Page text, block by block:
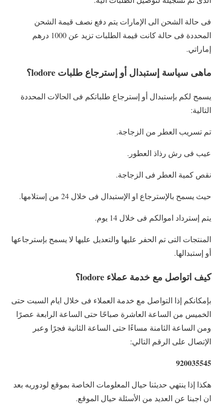
فى حالة الشحن الى الإمارات يتم دفع نصف قيمة الشحن
المحددة فى حالة كانت قيمة الطلبات تزيد عن 1000 درهم
إماراتي.
ماهى سياسة إستبدال أو إسترجاع طلبات lodore؟
يسمح لكم بإستبدال أو إسترجاع طلباتكم فى الحالات المحددة
التالية:
تم تسريب العطر من الزجاجة.
عيب فى رش رذاذ العطور.
نقص كمية العطر فى الزجاجة.
حيث يسمح بالإسترجاع او الإستبدال فى خلال 24 من إستلامها.
يتم إسترداد اموالكم فى خلال 14 يوم.
المنتجات التى تم الحفر عليها والتعديل عليها لا يسمح بإسترجاعها
أو إستبدالها.
كيف اتواصل مع خدمة عملاء lodore؟
بإمكانكم إذا التواصل مع خدمة العملاء فى خلال ايام السبت حتى
الخميس من الساعة العاشرة صباحًا حتى الساعة الرابعة عصرًا
ومن الساعة الثامنة مساءًا حتى الساعة الثانية فجرًا وعبر
الإتصال على الرقم التالي:
920035545
هكذا إذا ينتهي حديثنا حيال المعلومات الخاصة بموقع لودوريه بعد
ان اجبنا عن العديد من الأسئلة حيال الموقع.